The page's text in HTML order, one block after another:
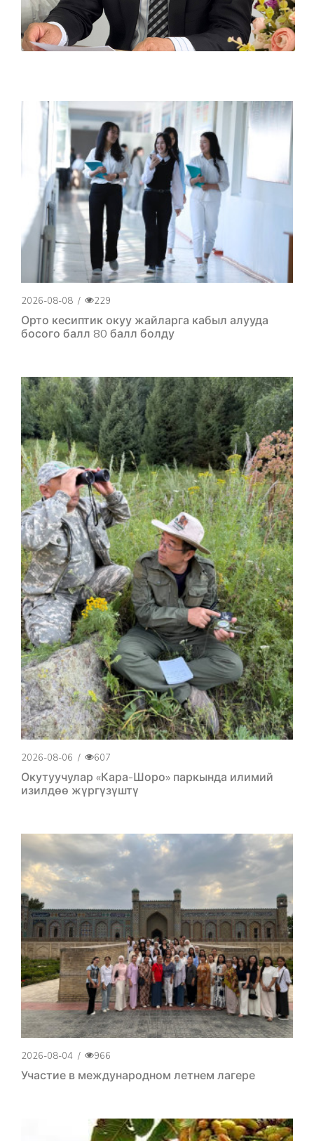
2026-08-08 / 229
Орто кесиптик окуу жайларга кабыл алууда
босого балл 80 балл болду
2026-08-06 / 607
Окутуучулар «Кара-Шоро» паркында илимий
изилдөө жүргүзүштү
2026-08-04 / 966
Участие в международном летнем лагере